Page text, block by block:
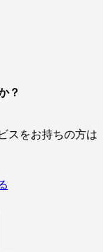
？
スをお持ちの方は